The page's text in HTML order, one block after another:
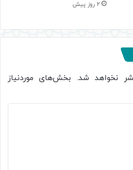
2 روز پیش
نخواهد شد. بخش‌های موردنیاز